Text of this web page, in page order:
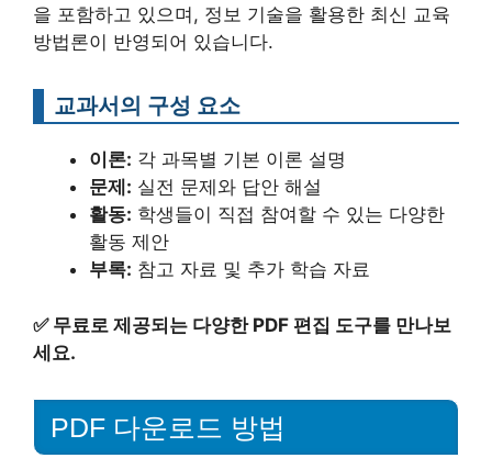
을 포함하고 있으며, 정보 기술을 활용한 최신 교육
방법론이 반영되어 있습니다.
교과서의 구성 요소
이론: 각 과목별 기본 이론 설명
문제: 실전 문제와 답안 해설
활동: 학생들이 직접 참여할 수 있는 다양한
활동 제안
부록: 참고 자료 및 추가 학습 자료
✅ 무료로 제공되는 다양한 PDF 편집 도구를 만나보
세요.
PDF 다운로드 방법